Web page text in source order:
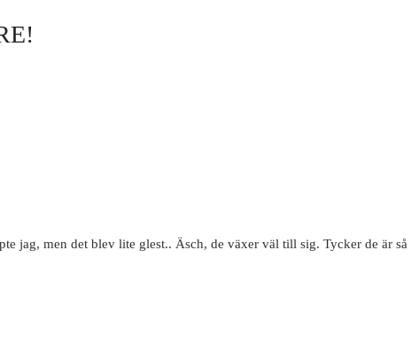
jag, men det blev lite glest.. Äsch, de växer väl till sig. Tycker de är så